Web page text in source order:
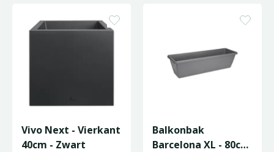
Vivo Next - Vierkant
40cm - Zwart
Balkonbak
Barcelona XL - 80cm